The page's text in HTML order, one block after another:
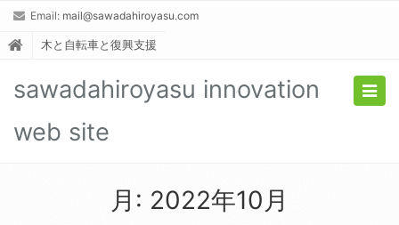
Email: mail@sawadahiroyasu.com
木と自転車と復興支援
sawadahiroyasu innovation
web site
月: 2022年10月